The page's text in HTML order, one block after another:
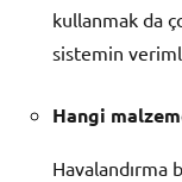
kullanmak da
sistemin
Hangi
Havalandırma